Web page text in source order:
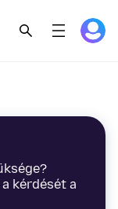
kérdését a